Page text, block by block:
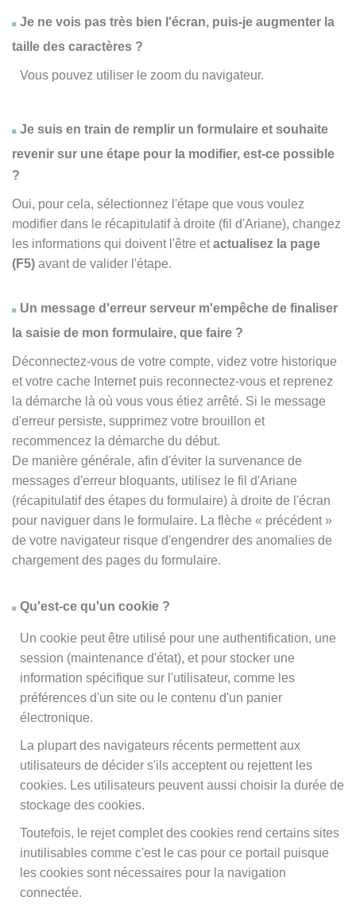
Je ne vois pas très bien l'écran, puis-je augmenter la
taille des caractères ?
Vous pouvez utiliser le zoom du navigateur.
Je suis en train de remplir un formulaire et souhaite
revenir sur une étape pour la modifier, est-ce possible
?
Oui, pour cela, sélectionnez l'étape que vous voulez
modifier dans le récapitulatif à droite (fil d'Ariane), changez
les informations qui doivent l'être etactualisez la page
(F5) avant de valider l'étape.
Un message d'erreur serveur m'empêche de finaliser
la saisie de mon formulaire, que faire ?
Déconnectez-vous de votre compte, videz votre historique
et votre cache Internet puis reconnectez-vous et reprenez
la démarche là où vous vous étiez arrêté. Si le message
d'erreur persiste, supprimez votre brouillon et
recommencez la démarche du début.
De manière générale, afin d'éviter la survenance de
messages d'erreur bloquants, utilisez le fil d'Ariane
(récapitulatif des étapes du formulaire) à droite de l'écran
pour naviguer dans le formulaire. La flèche « précédent »
de votre navigateur risque d'engendrer des anomalies de
chargement des pages du formulaire.
Qu'est-ce qu'un cookie ?
Un cookie peut être utilisé pour une authentification, une
session (maintenance d'état), et pour stocker une
information spécifique sur l'utilisateur, comme les
préférences d'un site ou le contenu d'un panier
électronique.
La plupart des navigateurs récents permettent aux
utilisateurs de décider s'ils acceptent ou rejettent les
cookies. Les utilisateurs peuvent aussi choisir la durée de
stockage des cookies.
Toutefois, le rejet complet des cookies rend certains sites
inutilisables comme c'est le cas pour ce portail puisque
les cookies sont nécessaires pour la navigation
connectée.